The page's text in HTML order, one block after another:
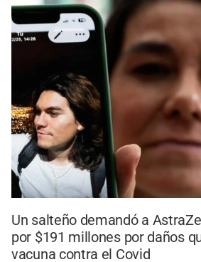
Un salteño demandó a
por $191 millones por daños
vacuna contra el Covid